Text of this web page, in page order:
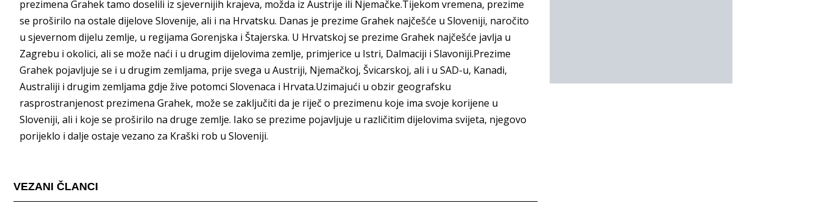
prezimena Grahek tamo doselili iz sjevernijih krajeva, možda iz Austrije ili Njemačke.Tijekom vremena, prezime
se proširilo na ostale dijelove Slovenije, ali i na Hrvatsku. Danas je prezime Grahek najčešće u Sloveniji, naročito
u sjevernom dijelu zemlje, u regijama Gorenjska i Štajerska. U Hrvatskoj se prezime Grahek najčešće javlja u
Zagrebu i okolici, ali se može naći i u drugim dijelovima zemlje, primjerice u Istri, Dalmaciji i Slavoniji.Prezime
Grahek pojavljuje se i u drugim zemljama, prije svega u Austriji, Njemačkoj, Švicarskoj, ali i u SAD-u, Kanadi,
Australiji i drugim zemljama gdje žive potomci Slovenaca i Hrvata.Uzimajući u obzir geografsku
rasprostranjenost prezimena Grahek, može se zaključiti da je riječ o prezimenu koje ima svoje korijene u
Sloveniji, ali i koje se proširilo na druge zemlje. Iako se prezime pojavljuje u različitim dijelovima svijeta, njegovo
porijeklo i dalje ostaje vezano za Kraški rob u Sloveniji.
VEZANI ČLANCI